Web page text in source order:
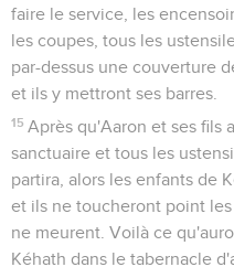
faire le service, les
les coupes, tous les
par-dessus une couverture
et ils y mettront ses barres.
15 Après qu'Aaron et ses fils
sanctuaire et tous les
partira, alors les enfants de
et ils ne toucheront point
ne meurent. Voilà ce
Kéhath dans le tabernacle